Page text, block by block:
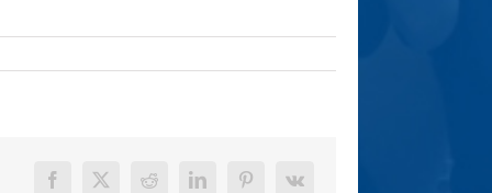
Facebook
X Reddit LinkedInPinterest
Vk